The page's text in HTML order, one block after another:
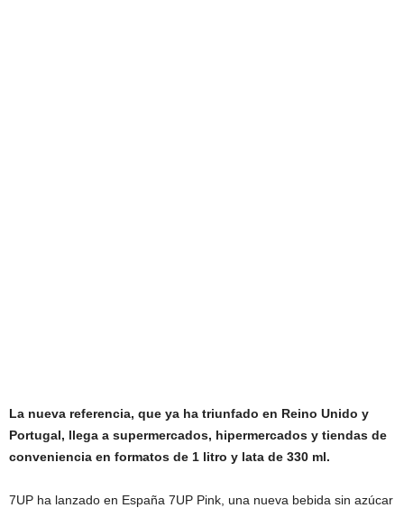
La nueva referencia, que ya ha triunfado en Reino Unido y
Portugal, llega a supermercados, hipermercados y tiendas de
conveniencia en formatos de 1 litro y lata de 330 ml.
7UP ha lanzado en España 7UP Pink, una nueva bebida sin azúcar